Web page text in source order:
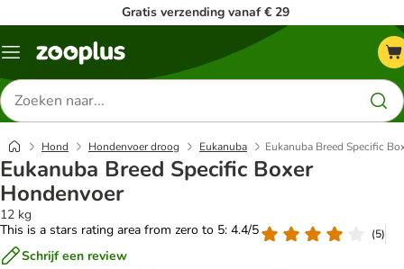
Gratis verzending vanaf € 29
Menu
Zoeken
naar
producten
Hond Hondenvoer droog Eukanuba Eukanuba Breed Specific
Eukanuba Breed Specific Boxer
Hondenvoer
12 kg
This is a stars rating area from zero to 5: 4.4/5
(5)
Schrijf een review